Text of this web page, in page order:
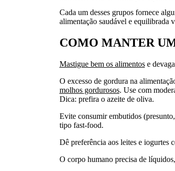
Cada um desses grupos fornece
alimentação saudável e equilibrada
COMO MANTER
Mastigue bem os alimentose
O excesso de gordura na
molhos gordurosos. Use com
Dica: prefira o azeite de oliva.
Evite consumir embutidos
tipo fast-food.
Dê preferência aos leites e iogurtes
O corpo humano precisa de